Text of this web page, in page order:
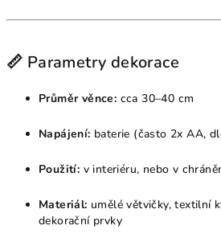
📏 Parametry dekorace
Průměr věnce: cca 30–40 cm
Napájení: baterie (často 2x AA,
Použití: v interiéru, nebo v
Materiál: umělé větvičky, textilní
dekorační prvky